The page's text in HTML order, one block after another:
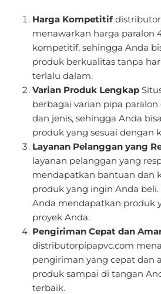
Harga Kompetitif
menawarkan harga paralon
kompetitif, sehingga Anda
produk berkualitas tanpa
terlalu dalam.
Varian Produk Lengkap
berbagai varian pipa
dan jenis, sehingga Anda
produk yang sesuai dengan
Layanan Pelanggan yang
layanan pelanggan yang
mendapatkan bantuan dan
produk yang ingin Anda
Anda mendapatkan produk
proyek Anda.
Pengiriman Cepat dan
distributorpipapvc.com
pengiriman yang cepat dan
produk sampai di tangan
terbaik.